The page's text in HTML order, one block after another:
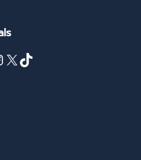
X TikTok